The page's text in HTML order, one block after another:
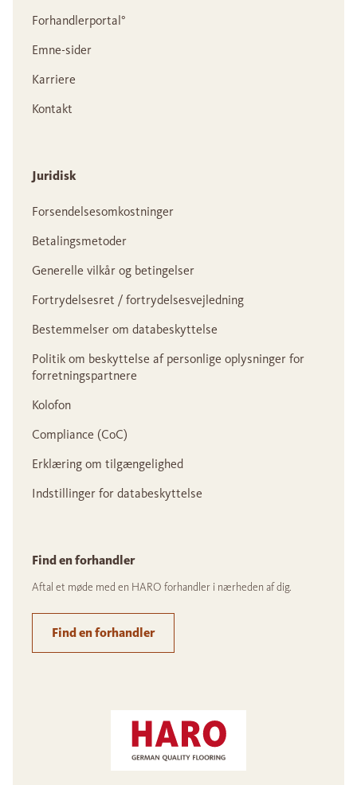
Forhandlerportal°
Emne-sider
Karriere
Kontakt
Juridisk
Forsendelsesomkostninger
Betalingsmetoder
Generelle vilkår og betingelser
Fortrydelsesret / fortrydelsesvejledning
Bestemmelser om databeskyttelse
Politik om beskyttelse af personlige oplysninger for
forretningspartnere
Kolofon
Compliance (CoC)
Erklæring om tilgængelighed
Indstillinger for databeskyttelse
Find en forhandler
Aftal et møde med en HARO forhandler i nærheden af dig.
Find en forhandler